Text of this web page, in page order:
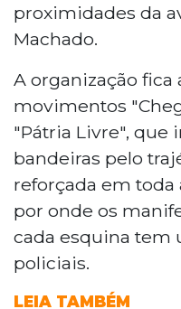
proximidades da
Machado.
A organização fica
movimentos
"Pátria Livre", que
bandeiras pelo
reforçada em toda
por onde os
cada esquina tem
policiais.
LEIA TAMBÉM